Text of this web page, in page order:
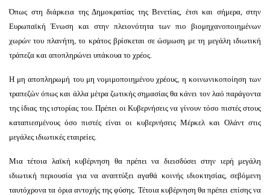
Όπως στη διάρκεια της Δημοκρατίας της Βενετίας, έτσι και σήμερα, στην
Ευρωπαϊκή Ένωση και στην πλειονότητα των πιο βιομηχανοποιημένων
χωρών του πλανήτη, το κράτος βρίσκεται σε ώσμωση με τη μεγάλη ιδιωτική
τράπεζα και αποπληρώνει υπάκουα το χρέος.
Η μη αποπληρωμή του μη νομιμοποιημένου χρέους, η κοινωνικοποίηση των
τραπεζών όπως και άλλα μέτρα ζωτικής σημασίας θα κάνει τον λαό παράγοντα
της ίδιας της ιστορίας του. Πρέπει οι Κυβερνήσεις να γίνουν τόσο πιστές στους
καταπιεσμένους όσο πιστές είναι οι κυβερνήσεις Μέρκελ και Ολάντ στις
μεγάλες ιδιωτικές εταιρείες.
Μια τέτοια λαϊκή κυβέρνηση θα πρέπει να διεισδύσει στην ιερή μεγάλη
ιδιωτική περιουσία για να αναπτύξει αγαθά κοινής ιδιοκτησίας, σεβόμενη
ταυτόχρονα τα όρια αντοχής της φύσης. Τέτοια κυβέρνηση θα πρέπει επίσης να